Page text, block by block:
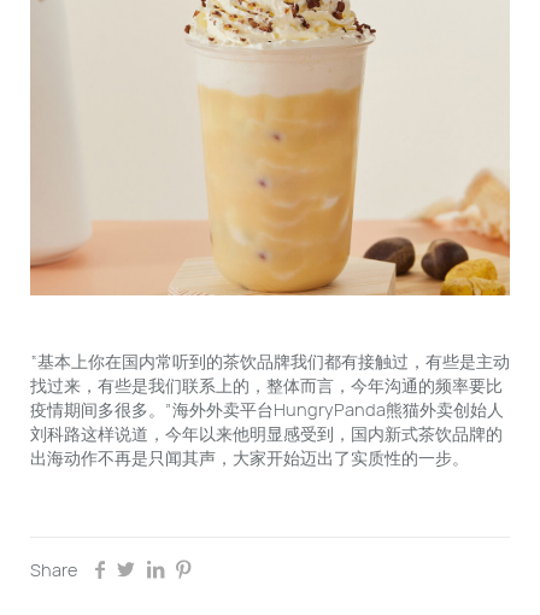
“基本上你在国内常听到的茶饮品牌我们都有接触过，有些是主动
找过来，有些是我们联系上的，整体而言，今年沟通的频率要比
疫情期间多很多。”海外外卖平台HungryPanda熊猫外卖创始人
刘科路这样说道，今年以来他明显感受到，国内新式茶饮品牌的
出海动作不再是只闻其声，大家开始迈出了实质性的一步。
Share